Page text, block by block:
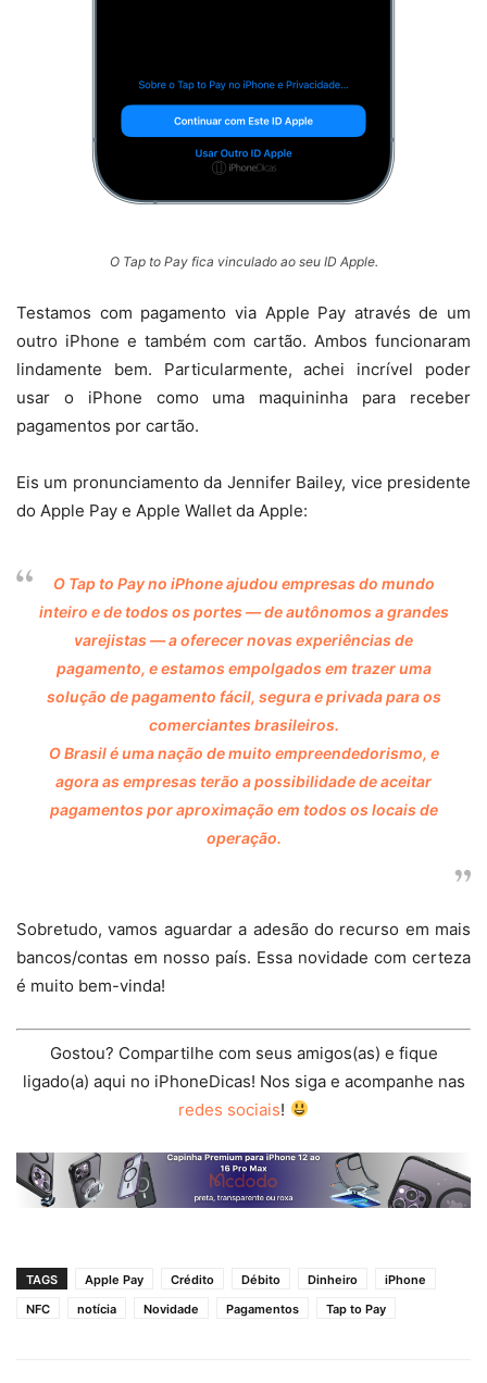
O Tap to Pay fica vinculado ao seu ID Apple.
Testamos com pagamento via Apple Pay através de um
outro iPhone e também com cartão. Ambos funcionaram
lindamente bem. Particularmente, achei incrível poder
usar o iPhone como uma maquininha para receber
pagamentos por cartão.
Eis um pronunciamento da Jennifer Bailey, vice presidente
do Apple Pay e Apple Wallet da Apple:
O Tap to Pay no iPhone ajudou empresas do mundo
inteiro e de todos os portes — de autônomos a grandes
varejistas — a oferecer novas experiências de
pagamento, e estamos empolgados em trazer uma
solução de pagamento fácil, segura e privada para os
comerciantes brasileiros.
O Brasil é uma nação de muito empreendedorismo, e
agora as empresas terão a possibilidade de aceitar
pagamentos por aproximação em todos os locais de
operação.
Sobretudo, vamos aguardar a adesão do recurso em mais
bancos/contas em nosso país. Essa novidade com certeza
é muito bem-vinda!
Gostou? Compartilhe com seus amigos(as) e fique
ligado(a) aqui no iPhoneDicas! Nos siga e acompanhe nas
redes sociais!
TAGS Apple Pay Crédito Débito Dinheiro
iPhone
NFC
notícia Novidade Pagamentos Tap to Pay